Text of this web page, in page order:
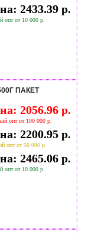
2433.39 р.
опт от 10 000 р.
ПАКЕТ
2056.96 р.
опт от 100 000 р.
2200.95 р.
опт от 50 000 р.
2465.06 р.
опт от 10 000 р.